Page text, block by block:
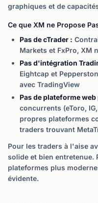
graphiques et de
Ce que XM ne Propose
Pas de cTrader :
Markets et FxPro, XM
Pas d'intégration
Eightcap et
avec TradingView
Pas de plateforme
concurrents (eToro,
propres plateformes
traders trouvant
Pour les traders à l'aise
solide et bien entretenue.
plateformes plus
évidente.